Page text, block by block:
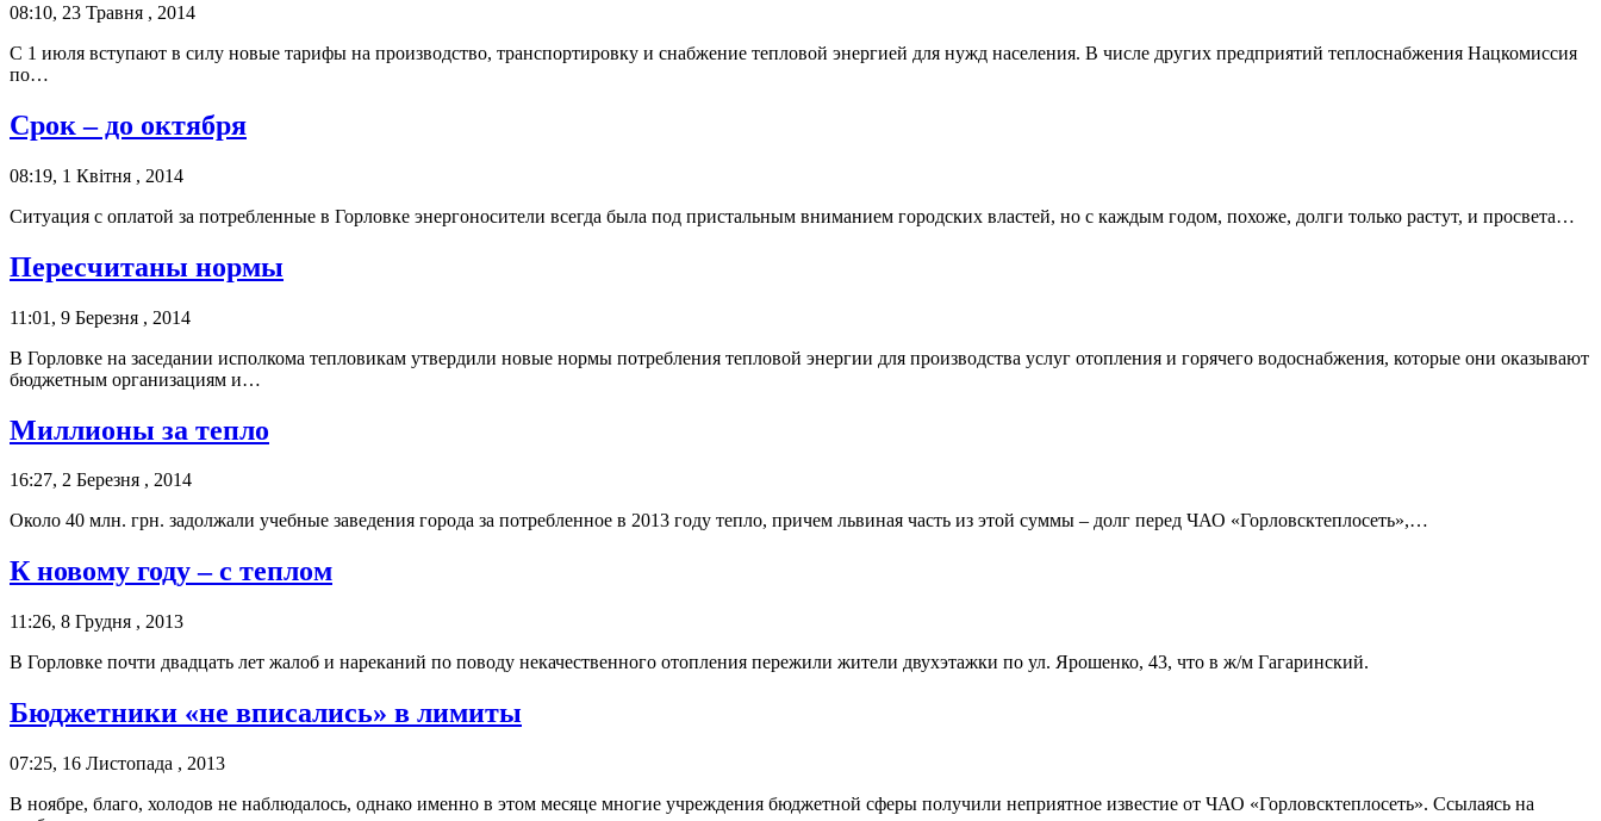
08:10, 23 Травня , 2014
С 1 июля вступают в силу новые тарифы на производство, транспортировку и снабжение тепловой энергией для нужд населения. В числе других предприятий теплоснабжения Нацкомиссия
по…
Срок – до октября
08:19, 1 Квітня , 2014
Ситуация с оплатой за потребленные в Горловке энергоносители всегда была под пристальным вниманием городских властей, но с каждым годом, похоже, долги только растут, и просвета…
Пересчитаны нормы
11:01, 9 Березня , 2014
В Горловке на заседании исполкома тепловикам утвердили новые нормы потребления тепловой энергии для производства услуг отопления и горячего водоснабжения, которые они оказывают
бюджетным организациям и…
Миллионы за тепло
16:27, 2 Березня , 2014
Около 40 млн. грн. задолжали учебные заведения города за потребленное в 2013 году тепло, причем львиная часть из этой суммы – долг перед ЧАО «Горловсктеплосеть»,…
К новому году – с теплом
11:26, 8 Грудня , 2013
В Горловке почти двадцать лет жалоб и нареканий по поводу некачественного отопления пережили жители двухэтажки по ул. Ярошенко, 43, что в ж/м Гагаринский.
Бюджетники «не вписались» в лимиты
07:25, 16 Листопада , 2013
В ноябре, благо, холодов не наблюдалось, однако именно в этом месяце многие учреждения бюджетной сферы получили неприятное известие от ЧАО «Горловсктеплосеть». Ссылаясь на